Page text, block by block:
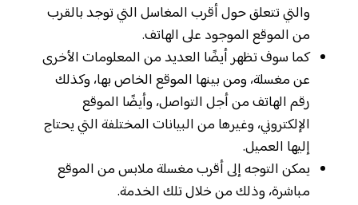
والتي تتعلق حول أقرب المغاسل التي توجد بالقرب
من الموقع الموجود على الهاتف.
كما سوف تظهر أيضًا العديد من المعلومات الأخرى
عن مغسلة، ومن بينها الموقع الخاص بها، وكذلك
رقم الهاتف من أجل التواصل، وأيضًا الموقع
الإلكتروني، وغيرها من البيانات المختلفة التي يحتاج
إليها العميل.
يمكن التوجه إلى أقرب مغسلة ملابس من الموقع
مباشرة، وذلك من خلال تلك الخدمة.